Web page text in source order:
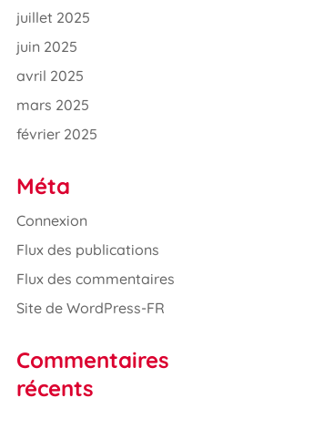
juillet 2025
juin 2025
avril 2025
mars 2025
février 2025
Méta
Connexion
Flux des publications
Flux des commentaires
Site de WordPress-FR
Commentaires
récents